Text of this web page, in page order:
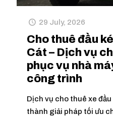
29 July, 2026
Cho thuê đầu
Cát – Dịch vụ
phục vụ nhà
công trình
Dịch vụ cho thuê xe
thành giải pháp tối ưu